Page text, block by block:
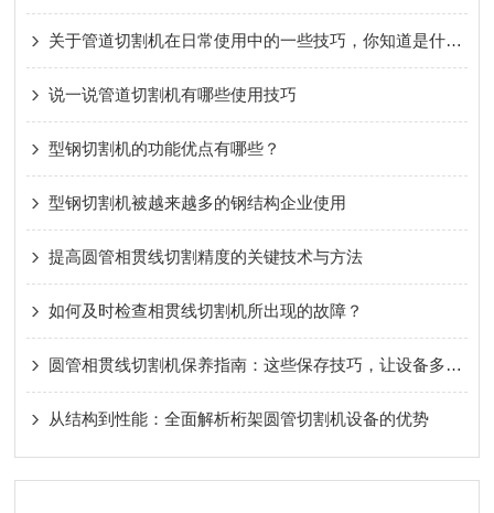
关于管道切割机在日常使用中的一些技巧，你知道是什么吗？
说一说管道切割机有哪些使用技巧
型钢切割机的功能优点有哪些？
型钢切割机被越来越多的钢结构企业使用
提高圆管相贯线切割精度的关键技术与方法
如何及时检查相贯线切割机所出现的故障？
圆管相贯线切割机保养指南：这些保存技巧，让设备多用好几年！
从结构到性能：全面解析桁架圆管切割机设备的优势